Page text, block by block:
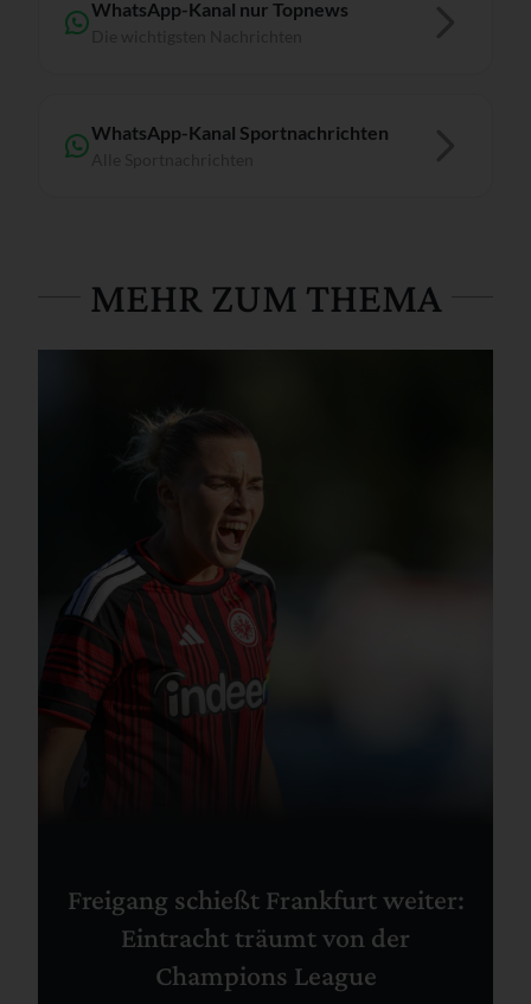
WhatsApp-Kanal nur Topnews
WhatsApp-Kanal Sportnachrichten
MEHR ZUM THEMA
Freigang schießt Frankfurt weiter:
Eintracht träumt von der
Champions League